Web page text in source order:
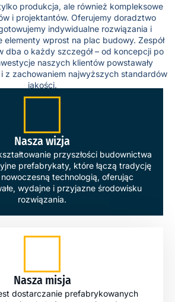
produkcja, ale również kompleksowe
i projektantów. Oferujemy doradztwo
indywidualne rozwiązania i
wprost na plac budowy. Zespół
dba o każdy szczegół – od koncepcji po
naszych klientów powstawały
z zachowaniem najwyższych standardów
jakości.
Nasza wizja
przyszłości budownictwa
prefabrykaty, które łączą tradycję
technologią, oferując
wydajne i przyjazne środowisku
rozwiązania.
Nasza misja
dostarczanie prefabrykowanych